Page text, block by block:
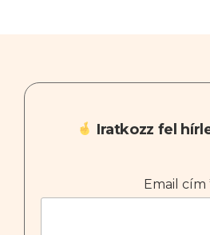
Iratkozz fel
Email cím